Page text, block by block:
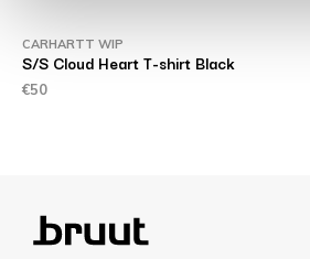
CARHARTT WIP
S/S Cloud Heart T-shirt Black
€50